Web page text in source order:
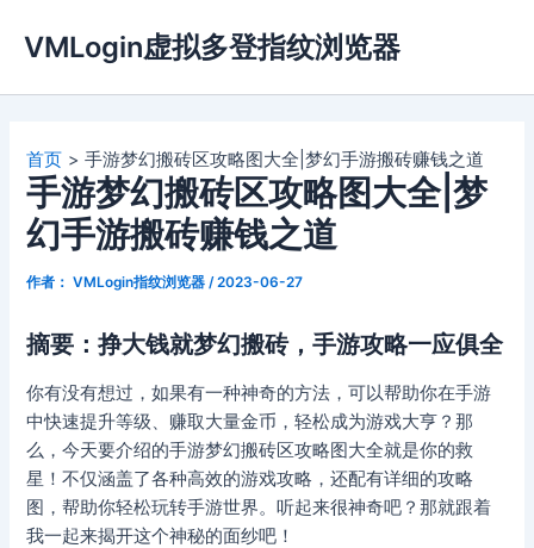
容
VMLogin虚拟多登指纹浏览器
首页 手游梦幻搬砖区攻略图大全|梦幻手游搬砖赚钱之道
手游梦幻搬砖区攻略图大全|梦
幻手游搬砖赚钱之道
作者： VMLogin指纹浏览器 /2023-06-27
摘要：挣大钱就梦幻搬砖，手游攻略一应俱全
你有没有想过，如果有一种神奇的方法，可以帮助你在手游
中快速提升等级、赚取大量金币，轻松成为游戏大亨？那
么，今天要介绍的手游梦幻搬砖区攻略图大全就是你的救
星！不仅涵盖了各种高效的游戏攻略，还配有详细的攻略
图，帮助你轻松玩转手游世界。听起来很神奇吧？那就跟着
我一起来揭开这个神秘的面纱吧！